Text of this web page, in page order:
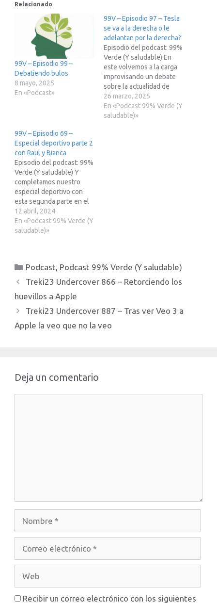
Relacionado
99V – Episodio 99 –
Debatiendo bulos
8 mayo, 2025
En «Podcast»
99V – Episodio 97 – Tesla
se va a la derecha o le
adelantan por la derecha?
Episodio del podcast: 99%
Verde (Y saludable) En
este volvemos a la carga
improvisando un debate
sobre la actualidad de
Tesla y la competencia.
Recuerda que si estas
pensando en adquirir un
26 marzo, 2025
En «Podcast 99% Verde (Y
saludable)»
99V – Episodio 69 –
Especial deportivo parte 2
con Raul y Bianca
Episodio del podcast: 99%
Verde (Y saludable) Y
completamos nuestro
especial deportivo con
esta segunda parte en el
que tenemos de nuevo a
MacTrompa con nosotros,
y entrevistamos a Bianca y
hablando de sus coches
electricos, y quienes en
12 abril, 2024
En «Podcast 99% Verde (Y
saludable)»
Categorías
Podcast Podcast 99% Verde (Y saludable)
Treki23 Undercover 866 – Retorciendo los
huevillos a Apple
Treki23 Undercover 887 – Tras ver Veo 3 a
Apple la veo que no la veo
Deja un comentario
electrónico
Recibir un correo electrónico con los siguientes